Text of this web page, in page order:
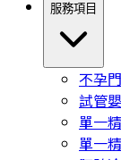
服務項目
不孕
試管
單一
單一